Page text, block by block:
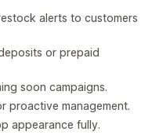
alerts to customers
or prepaid
soon campaigns.
proactive management.
appearance fully.